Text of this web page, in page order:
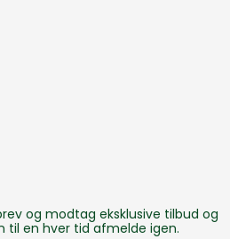
og modtag eksklusive tilbud og
til en hver tid afmelde igen.